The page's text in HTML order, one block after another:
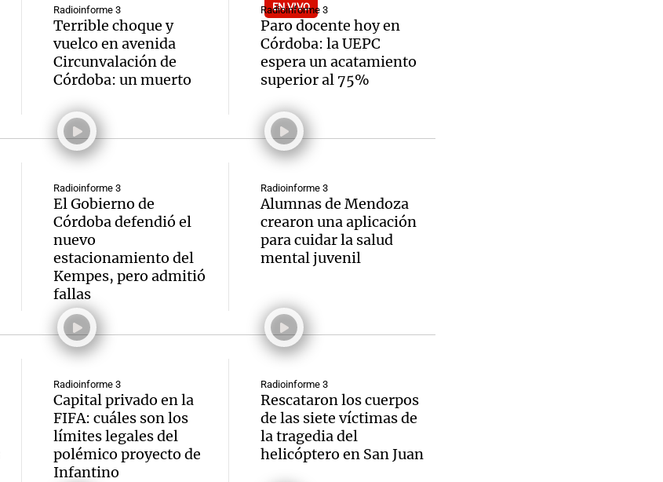
Radioinforme 3
Terrible choque y
vuelco en avenida
Circunvalación de
Córdoba: un muerto
EN VIVO
Radioinforme 3
Paro docente hoy en
Córdoba: la UEPC
espera un acatamiento
superior al 75%
Radioinforme 3
El Gobierno de
Córdoba defendió el
nuevo
estacionamiento del
Kempes, pero admitió
fallas
Radioinforme 3
Alumnas de Mendoza
crearon una aplicación
para cuidar la salud
mental juvenil
Radioinforme 3
Capital privado en la
FIFA: cuáles son los
límites legales del
polémico proyecto de
Infantino
Radioinforme 3
Rescataron los cuerpos
de las siete víctimas de
la tragedia del
helicóptero en San Juan